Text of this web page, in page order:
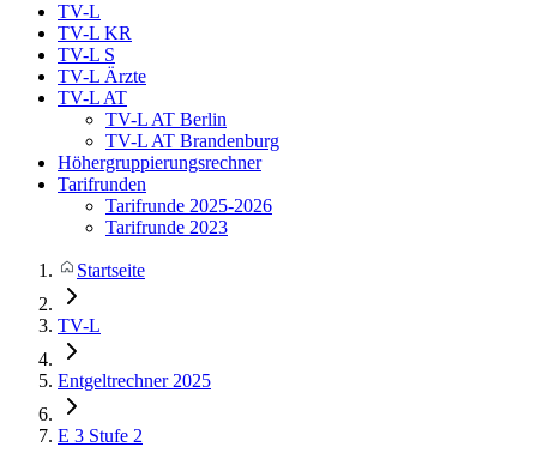
TV-L
TV-L KR
TV-L S
TV-L Ärzte
TV-L AT
TV-L AT Berlin
TV-L AT Brandenburg
Höhergruppierungsrechner
Tarifrunden
Tarifrunde 2025-2026
Tarifrunde 2023
Startseite
TV-L
Entgeltrechner 2025
E 3 Stufe 2